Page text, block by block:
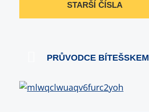
STARŠÍ ČÍSLA
PRŮVODCE BÍTEŠSKEM